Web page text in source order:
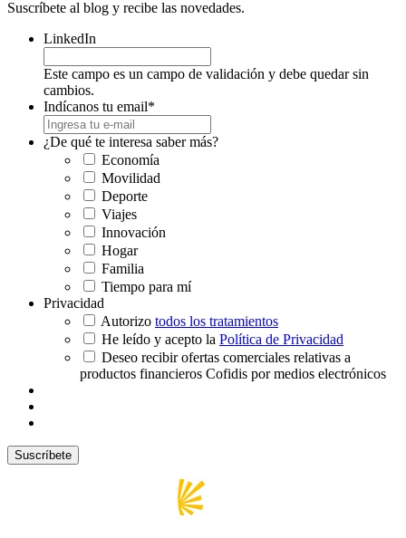
Suscríbete al blog y recibe las novedades.
LinkedIn
Este campo es un campo de validación y debe quedar sin
cambios.
Indícanos tu email*
¿De qué te interesa saber más?
Economía
Movilidad
Deporte
Viajes
Innovación
Hogar
Familia
Tiempo para mí
Privacidad
Autorizo todos los tratamientos
He leído y acepto la Política de Privacidad
Deseo recibir ofertas comerciales relativas a
productos financieros Cofidis por medios electrónicos